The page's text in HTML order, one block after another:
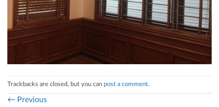
Trackbacks are closed, but you can post a comment.
← Previous